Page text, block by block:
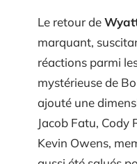
Le retour de
marquant,
réactions parmi
mystérieuse de
ajouté une
Jacob Fatu, Cody
Kevin Owens,